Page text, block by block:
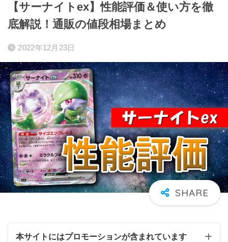
【サーナイトex】性能評価＆使い方を徹
底解説！通販の値段相場まとめ
2022年12月23日
本サイトにはプロモーションが含まれています